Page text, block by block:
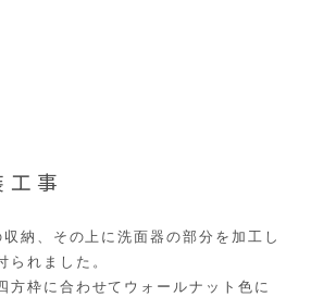
事
納、その上に洗面器の部分を加工し
られました。
方枠に合わせてウォールナット色に